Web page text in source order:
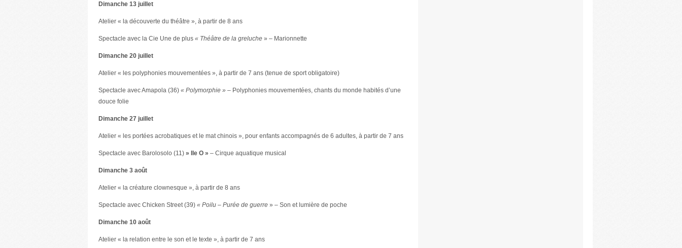
Dimanche 13 juillet
Atelier « la découverte du théâtre », à partir de 8 ans
Spectacle avec la Cie Une de plus « Théâtre de la greluche » – Marionnette
Dimanche 20 juillet
Atelier « les polyphonies mouvementées », à partir de 7 ans (tenue de sport obligatoire)
Spectacle avec Amapola (36) « Polymorphie » – Polyphonies mouvementées, chants du monde habités d’une
douce folie
Dimanche 27 juillet
Atelier « les portées acrobatiques et le mat chinois », pour enfants accompagnés de 6 adultes, à partir de 7 ans
Spectacle avec Barolosolo (11) » Ile O » – Cirque aquatique musical
Dimanche 3 août
Atelier « la créature clownesque », à partir de 8 ans
Spectacle avec Chicken Street (39) « Poilu – Purée de guerre » – Son et lumière de poche
Dimanche 10 août
Atelier « la relation entre le son et le texte », à partir de 7 ans